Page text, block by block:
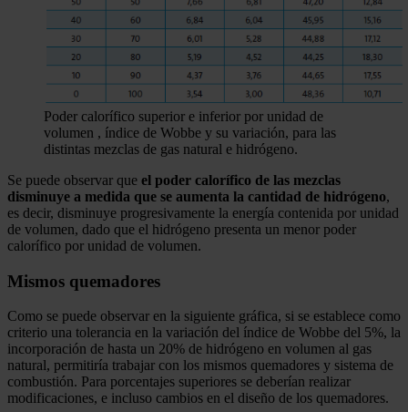
Poder calorífico superior e inferior por unidad de
volumen , índice de Wobbe y su variación, para las
distintas mezclas de gas natural e hidrógeno.
Se puede observar que el poder calorífico de las mezclas
disminuye a medida que se aumenta la cantidad de hidrógeno,
es decir, disminuye progresivamente la energía contenida por unidad
de volumen, dado que el hidrógeno presenta un menor poder
calorífico por unidad de volumen.
Mismos quemadores
Como se puede observar en la siguiente gráfica, si se establece como
criterio una tolerancia en la variación del índice de Wobbe del 5%, la
incorporación de hasta un 20% de hidrógeno en volumen al gas
natural, permitiría trabajar con los mismos quemadores y sistema de
combustión. Para porcentajes superiores se deberían realizar
modificaciones, e incluso cambios en el diseño de los quemadores.